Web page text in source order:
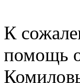
К
помощь